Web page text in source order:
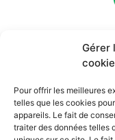
Gérer
Pour offrir les meilleures
telles que les cookies
appareils. Le fait de
traiter des données telles
Entreprises Ouvriers